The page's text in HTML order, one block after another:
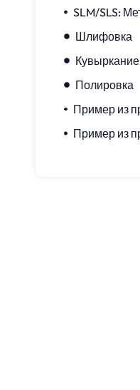
Шлифовка
Кувыркание
Полировка